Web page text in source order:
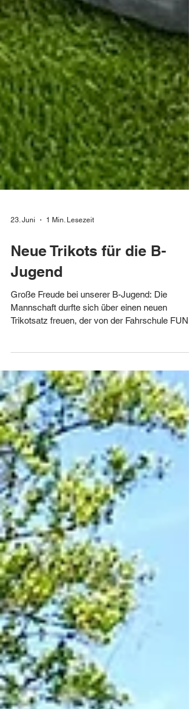
23. Juni 1 Min. Lesezeit
Neue Trikots für die B-
Jugend
Große Freude bei unserer B-Jugend: Die
erfolgte durch Sascha Roske, der die neuen
Trikots persönlich an das Team überreichte.
Spieler, Trainer und Verein bedanken sich
herzlich für die großzügige Unterstützung.
Solche Partnerschaften sind ein wichtiger
zur Förderung des Jugendfußballs und
ermöglichen es unseren Nachwuchsspielern
bestens ausge